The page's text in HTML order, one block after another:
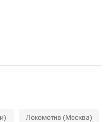
Локомотив (Москва)